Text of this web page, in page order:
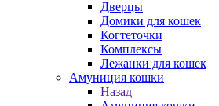
Дверцы
Домики для кошек
Когтеточки
Комплексы
Лежанки для кошек
Амуниция кошки
Назад